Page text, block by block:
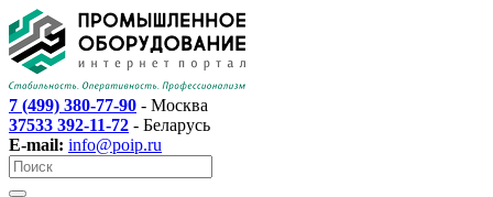
7 (499) 380-77-90 - Москва
37533 392-11-72 - Беларусь
E-mail: info@poip.ru